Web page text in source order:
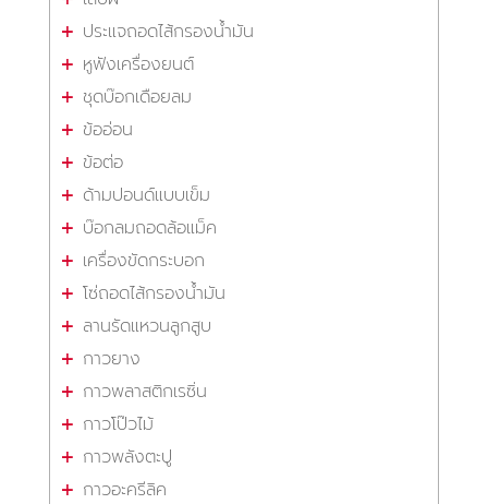
ประแจถอดไส้กรองน้ำมัน
หูฟังเครื่องยนต์
ชุดบ๊อกเดือยลม
ข้ออ่อน
ข้อต่อ
ด้ามปอนด์แบบเข็ม
บ๊อกลมถอดล้อแม็ค
เครื่องขัดกระบอก
โซ่ถอดไส้กรองน้ำมัน
ลานรัดแหวนลูกสูบ
กาวยาง
กาวพลาสติกเรซิ่น
กาวโป๊วไม้
กาวพลังตะปู
กาวอะครีลิค